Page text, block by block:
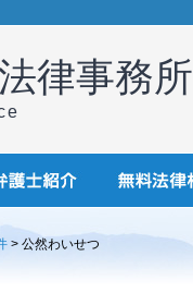
律事務所
> 公然わいせつ